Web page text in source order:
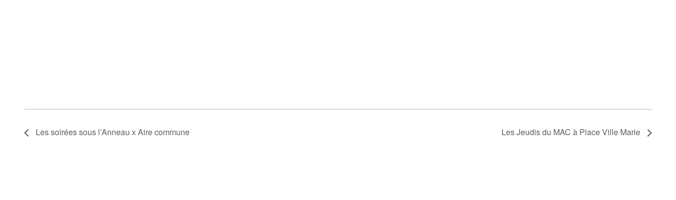
Les soirées sous l’Anneau x Aire commune Les Jeudis du MAC à Place Ville Marie